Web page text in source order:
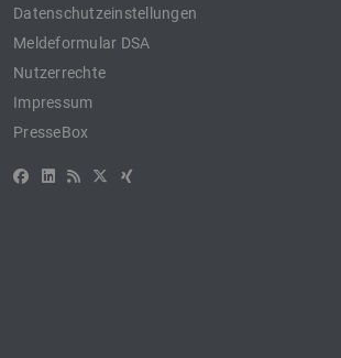
Datenschutzeinstellungen
Meldeformular DSA
Nutzerrechte
Impressum
PresseBox